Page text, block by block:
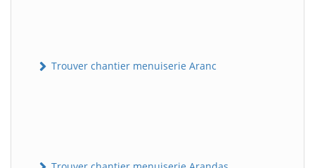
Trouver chantier menuiserie Aranc